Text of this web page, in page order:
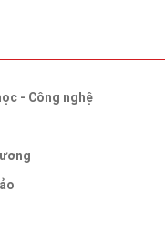
- Công nghệ